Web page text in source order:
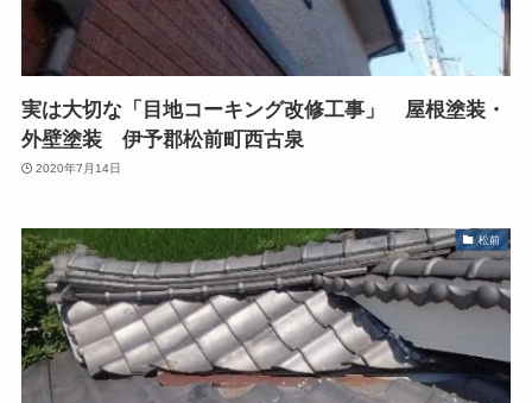
実は大切な「目地コーキング改修工事」 屋根塗装・
外壁塗装 伊予郡松前町西古泉
2020年7月14日
松前